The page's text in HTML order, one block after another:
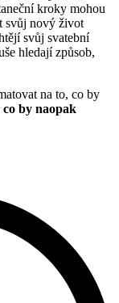
kroky mohou
svůj nový život
svůj svatební
hledají způsob,
na to, co by
co by naopak